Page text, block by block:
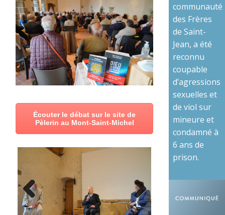
Écouter le débat sur le site de
Pèlerin au Mont-Saint-Michel
Previous Next
communauté
des Frères
de Saint-
Jean, a été
reconnu
coupable
d’agressions
sexuelles et
de viol sur
mineure et
condamné à
6 ans de
prison.